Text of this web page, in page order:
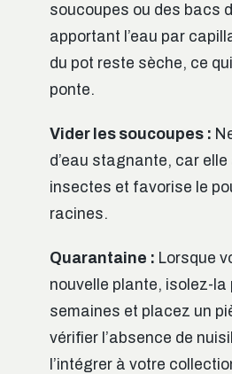
soucoupes ou des bacs
apportant l’eau par
du pot reste sèche, ce
ponte.
Vider les soucoupes :
d’eau stagnante, car
insectes et favorise le
racines.
Quarantaine : Lorsque
nouvelle plante, isolez-la
semaines et placez un
vérifier l’absence de
l’intégrer à votre